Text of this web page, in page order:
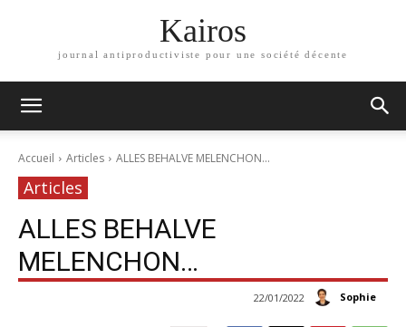
Kairos
journal antiproductiviste pour une société décente
Accueil Articles ALLES BEHALVE MELENCHON...
Articles
ALLES BEHALVE
MELENCHON…
Sophie
22/01/2022